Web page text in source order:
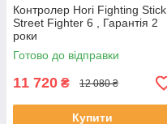
Контролер Hori Fighting Stick
Street Fighter 6 , Гарантія 2
роки
Готово до відправки
11 720 ₴ 12 080 ₴
Купити